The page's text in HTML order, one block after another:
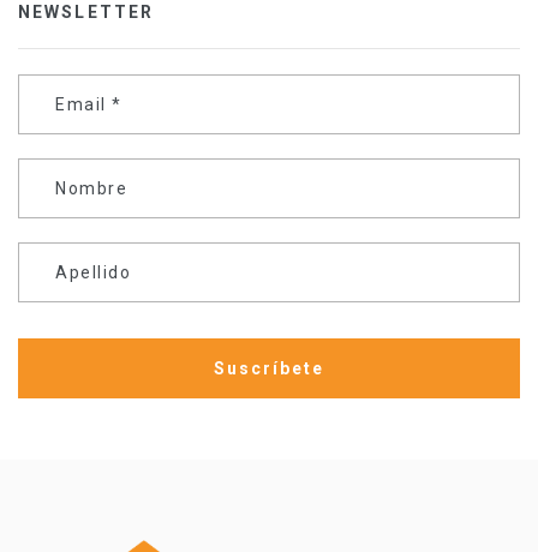
NEWSLETTER
Email *
Nombre
Apellido